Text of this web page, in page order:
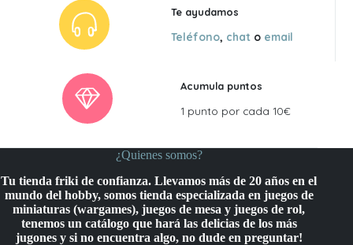
Te ayudamos
Teléfono, chat o email
Acumula puntos
1 punto por cada 10€
¿Quienes somos?
Tu tienda friki de confianza. Llevamos más de 20 años en el
mundo del hobby, somos tienda especializada en juegos de
miniaturas (wargames), juegos de mesa y juegos de rol,
tenemos un catálogo que hará las delicias de los más
jugones y si no encuentra algo, no dude en preguntar!